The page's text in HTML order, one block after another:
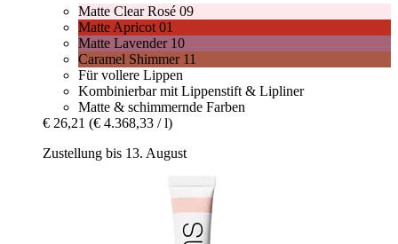
Matte Clear Rosé 09
Matte Apricot 01
Matte Lavender 10
Caramel Shimmer 11
Für vollere Lippen
Kombinierbar mit Lippenstift & Lipliner
Matte & schimmernde Farben
€ 26,21 (€ 4.368,33 / l)
Zustellung bis 13. August